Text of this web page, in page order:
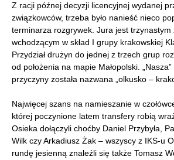
Z racji późnej decyzji licencyjnej wydanej
związkowców, trzeba było nanieść nieco
terminarza rozgrywek. Jura jest trzynastym
wchodzącym w skład I grupy krakowskiej
Przydział drużyn do jednej z trzech grup
od położenia na mapie Małopolski.
przyczyny została nazwana „olkusko –
Najwięcej szans na namieszanie w
której poczynione latem transfery robią
Osieka dołączyli choćby Daniel Przybyła,
Wilk czy Arkadiusz Żak – wszyscy z IKS-u
rundę jesienną znaleźli się także Tomasz